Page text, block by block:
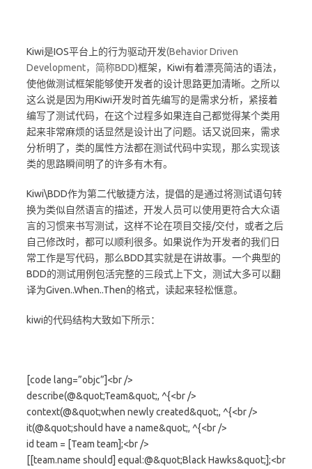
Kiwi是IOS平台上的行为驱动开发(Behavior Driven
Development，简称BDD)框架，Kiwi有着漂亮简洁的语法，
使他做测试框架能够使开发者的设计思路更加清晰。之所以
这么说是因为用Kiwi开发时首先编写的是需求分析，紧接着
编写了测试代码，在这个过程多如果连自己都觉得某个类用
起来非常麻烦的话显然是设计出了问题。话又说回来，需求
分析明了，类的属性方法都在测试代码中实现，那么实现该
类的思路瞬间明了的许多有木有。
Kiwi\BDD作为第二代敏捷方法，提倡的是通过将测试语句转
换为类似自然语言的描述，开发人员可以使用更符合大众语
言的习惯来书写测试，这样不论在项目交接/交付，或者之后
自己修改时，都可以顺利很多。如果说作为开发者的我们日
常工作是写代码，那么BDD其实就是在讲故事。一个典型的
BDD的测试用例包活完整的三段式上下文，测试大多可以翻
译为Given..When..Then的格式，读起来轻松惬意。
kiwi的代码结构大致如下所示：
[code lang=”objc”]<br />
describe(@&quot;Team&quot;, ^{<br />
context(@&quot;when newly created&quot;, ^{<br />
it(@&quot;should have a name&quot;, ^{<br />
id team = [Team team];<br />
[[team.name should] equal:@&quot;Black Hawks&quot;];<br